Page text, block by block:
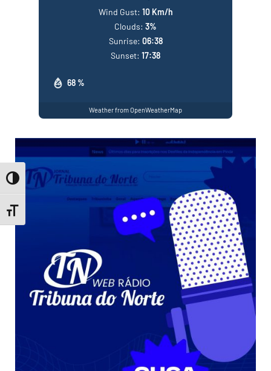
Toggle High Contrast
Toggle Font size
68 %
Wind Gust: 10 Km/h
Clouds: 3%
Sunrise: 06:38
Sunset: 17:38
Weather from OpenWeatherMap